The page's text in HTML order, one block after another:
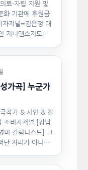
료·자립 지원 및
화 기관에 후원금
저널=김은정 대
지니댄스지도자
가곡] 누군가
작가 & 시인 & 칼
소비자저널 [강남
미 칼럼니스트] 그
난 자리가 아니라,